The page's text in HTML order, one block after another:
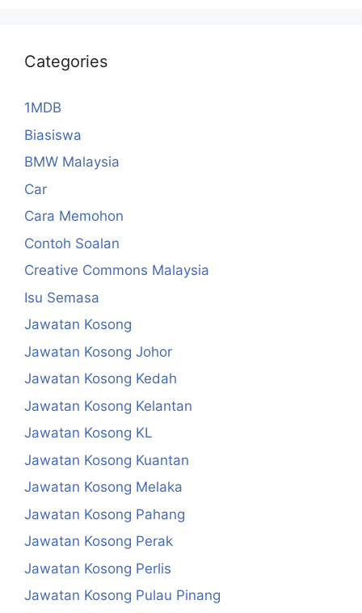
Categories
1MDB
Biasiswa
BMW Malaysia
Car
Cara Memohon
Contoh Soalan
Creative Commons Malaysia
Isu Semasa
Jawatan Kosong
Jawatan Kosong Johor
Jawatan Kosong Kedah
Jawatan Kosong Kelantan
Jawatan Kosong KL
Jawatan Kosong Kuantan
Jawatan Kosong Melaka
Jawatan Kosong Pahang
Jawatan Kosong Perak
Jawatan Kosong Perlis
Jawatan Kosong Pulau Pinang